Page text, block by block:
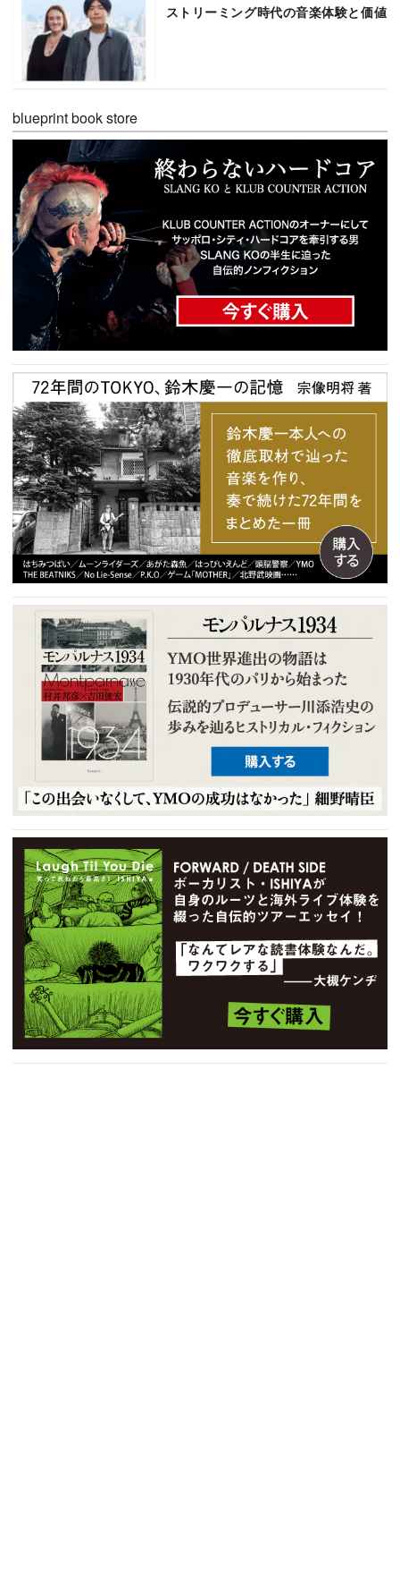
ストリーミング時代の音楽体験と価値
blueprint book store